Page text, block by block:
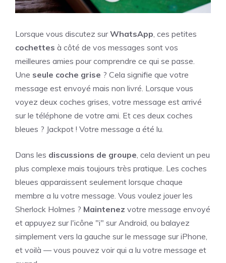
Lorsque vous discutez surWhatsApp, ces petites
cochettes à côté de vos messages sont vos
meilleures amies pour comprendre ce qui se passe.
Une seule coche grise ? Cela signifie que votre
message est envoyé mais non livré. Lorsque vous
voyez deux coches grises, votre message est arrivé
sur le téléphone de votre ami. Et ces deux coches
bleues ? Jackpot ! Votre message a été lu.
Dans les discussions de groupe, cela devient un peu
plus complexe mais toujours très pratique. Les coches
bleues apparaissent seulement lorsque chaque
membre a lu votre message. Vous voulez jouer les
Sherlock Holmes ? Maintenez votre message envoyé
et appuyez sur l'icône "i" sur Android, ou balayez
simplement vers la gauche sur le message sur iPhone,
et voilà — vous pouvez voir qui a lu votre message et